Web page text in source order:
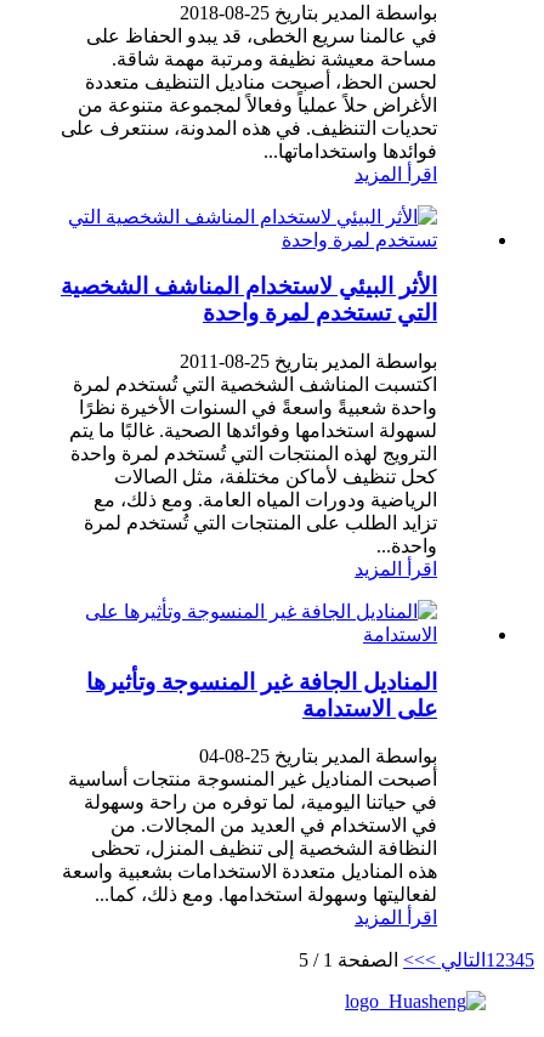
بواسطة المدير بتاريخ 25-08-2018
في عالمنا سريع الخطى، قد يبدو الحفاظ على
مساحة معيشة نظيفة ومرتبة مهمة شاقة.
لحسن الحظ، أصبحت مناديل التنظيف متعددة
الأغراض حلاً عملياً وفعالاً لمجموعة متنوعة من
تحديات التنظيف. في هذه المدونة، سنتعرف على
فوائدها واستخداماتها...
اقرأ المزيد
الأثر البيئي لاستخدام المناشف الشخصية
التي تستخدم لمرة واحدة
بواسطة المدير بتاريخ 25-08-2011
اكتسبت المناشف الشخصية التي تُستخدم لمرة
واحدة شعبيةً واسعةً في السنوات الأخيرة نظرًا
لسهولة استخدامها وفوائدها الصحية. غالبًا ما يتم
الترويج لهذه المنتجات التي تُستخدم لمرة واحدة
كحل تنظيف لأماكن مختلفة، مثل الصالات
الرياضية ودورات المياه العامة. ومع ذلك، مع
تزايد الطلب على المنتجات التي تُستخدم لمرة
واحدة...
اقرأ المزيد
المناديل الجافة غير المنسوجة وتأثيرها
على الاستدامة
بواسطة المدير بتاريخ 25-08-04
أصبحت المناديل غير المنسوجة منتجات أساسية
في حياتنا اليومية، لما توفره من راحة وسهولة
في الاستخدام في العديد من المجالات. من
النظافة الشخصية إلى تنظيف المنزل، تحظى
هذه المناديل متعددة الاستخدامات بشعبية واسعة
لفعاليتها وسهولة استخدامها. ومع ذلك، كما...
اقرأ المزيد
12345 التالي >>> الصفحة 1 / 5